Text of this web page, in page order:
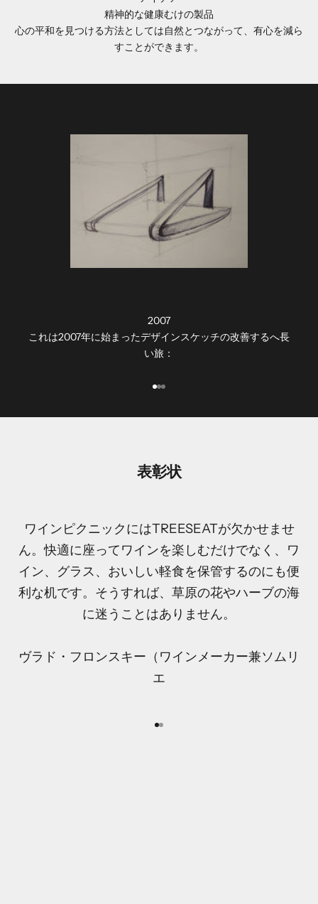
精神的な健康むけの製品
心の平和を見つける方法としては自然とつながって、有心を減ら
すことができます。
2007
これは2007年に始まったデザインスケッチの改善するへ長
い旅：
I18n Error: Missing interpolation
I18n Error: Missing interpolation
I18n Error: Missing interpolation
表彰状
ワインピクニックにはTREESEATが欠かせませ
ん。快適に座ってワインを楽しむだけでなく、ワ
イン、グラス、おいしい軽食を保管するのにも便
利な机です。そうすれば、草原の花やハーブの海
に迷うことはありません。
ヴラド・フロンスキー（ワインメーカー兼ソムリ
エ
I18n Error: Missing interpolation
I18n Error: Missing interpolation